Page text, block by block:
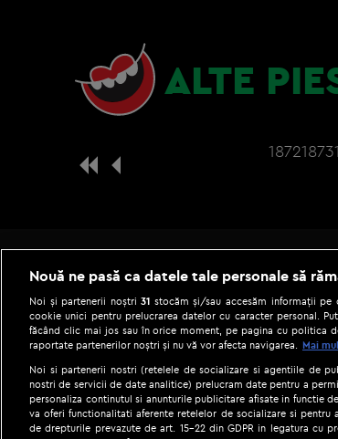
ALTE
18721873
Gestionați
Nouă ne pasă ca datele tale personale să
Noi și partenerii noștri31 stocăm și/sau accesăm informații
cookie unici pentru prelucrarea datelor cu caracter personal.
făcând clic mai jos sau în orice moment, pe pagina cu politica
raportate partenerilor noștri și nu vă vor afecta navigarea.
Mai
Noi si partenerii nostri (retelele de socializare si agentiile de
nostri de servicii de date analitice) prelucram date pentru a
personaliza continutul si anunturile publicitare afisate in functie
va oferi functionalitati aferente retelelor de socializare si pentru
de drepturile prevazute de art. 15-22 din GDPR in legatura cu